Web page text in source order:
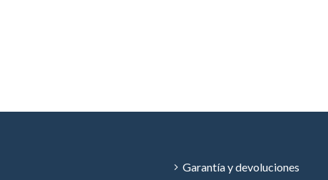
Garantía y devoluciones